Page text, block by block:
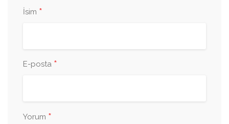
İsim *
E-posta *
Yorum *